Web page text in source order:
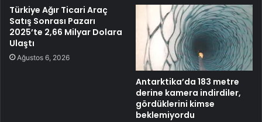
Türkiye Ağır Ticari Araç
Satış Sonrası Pazarı
2025’te 2,66 Milyar Dolara
Ulaştı
Ağustos 6, 2026
Antarktika’da 183 metre
derine kamera indirdiler,
gördüklerini kimse
beklemiyordu